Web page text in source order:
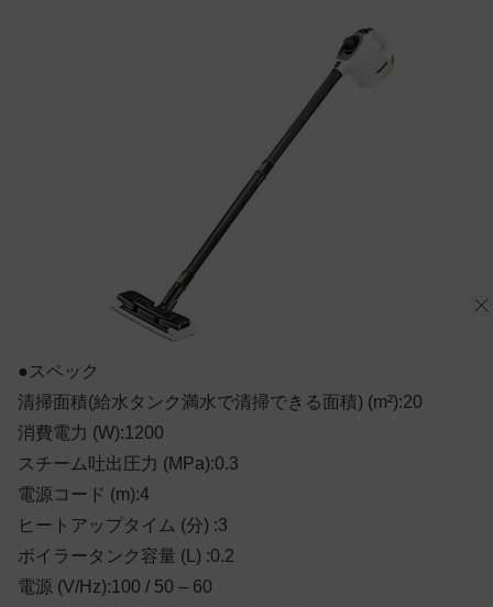
●スペック
清掃面積(給水タンク満水で清掃できる面積) (m²):20
消費電力 (W):1200
スチーム吐出圧力 (MPa):0.3
電源コード (m):4
ヒートアップタイム (分) :3
ボイラータンク容量 (L) :0.2
電源 (V/Hz):100 / 50 – 60